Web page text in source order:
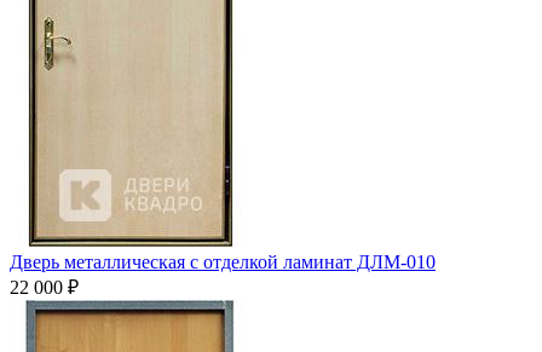
Дверь металлическая с отделкой ламинат ДЛМ-010
22 000 ₽